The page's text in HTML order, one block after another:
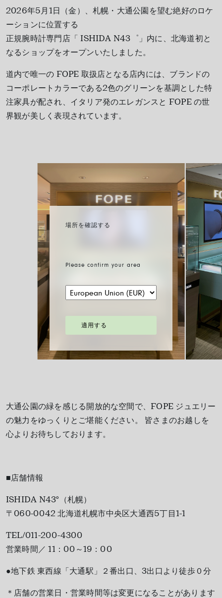
場所を確認する
Please confirm your area
適用する
2026年5月1日（金）、札幌・大通公園を望む絶好のロケ
ーションに位置する
正規腕時計専門店「 ISHIDA N43゜」内に、北海道初と
なるショップをオープンいたしました。
道内で唯一の FOPE 取扱店となる店内には、ブランドの
コーポレートカラーである2色のグリーンを基調とした特
注家具が配され、イタリア発のエレガンスと FOPE の世
界観が美しく表現されています。
大通公園の緑を感じる開放的な空間で、FOPE ジュエリー
の魅力をゆっくりとご堪能ください。 皆さまのお越しを
心よりお待ちしております。
■店舗情報
ISHIDA N43°（札幌）
〒060-0042 北海道札幌市中央区大通西5丁目1-1
TEL/011-200-4300
営業時間／ 11：00～19：00
●地下鉄 東西線「大通駅」２番出口、3出口より徒歩０分
＊店舗の営業日・営業時間等は変更になることがあります